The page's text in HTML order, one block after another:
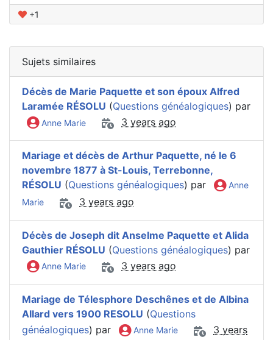
+1
Sujets similaires
Décès de Marie Paquette et son époux Alfred
Laramée RÉSOLU (Questions généalogiques) par
Anne Marie 3 years ago
Mariage et décès de Arthur Paquette, né le 6
novembre 1877 à St-Louis, Terrebonne,
RÉSOLU (Questions généalogiques) par
Anne
Marie
3 years ago
Décès de Joseph dit Anselme Paquette et Alida
Gauthier RÉSOLU (Questions généalogiques) par
Anne Marie 3 years ago
Mariage de Télesphore Deschênes et de Albina
Allard vers 1900 RESOLU (Questions
généalogiques) par Anne Marie
3 years